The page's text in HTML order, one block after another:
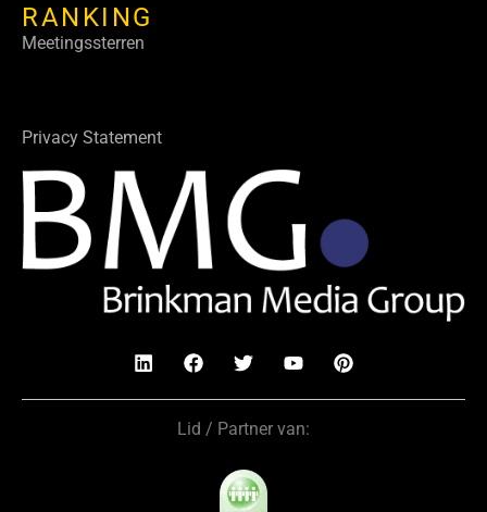
RANKING
Meetingssterren
Privacy Statement
Lid / Partner van: